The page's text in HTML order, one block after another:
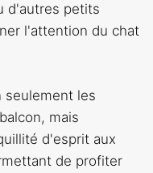
d'autres petits
l'attention du chat
seulement les
mais
d'esprit aux
de profiter